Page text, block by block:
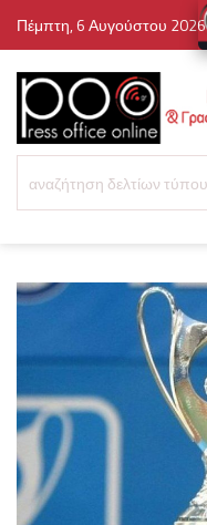
Πέμπτη, 6 Αυγούστου 2026